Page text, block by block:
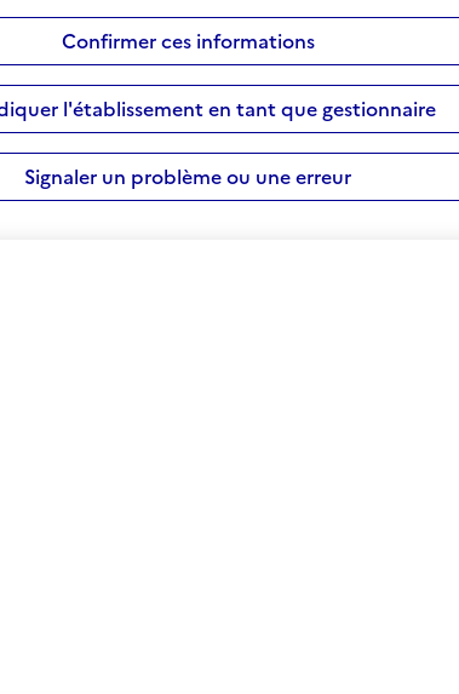
Confirmer ces informations
l'établissement en tant que gestionnaire
Signaler un problème ou une erreur